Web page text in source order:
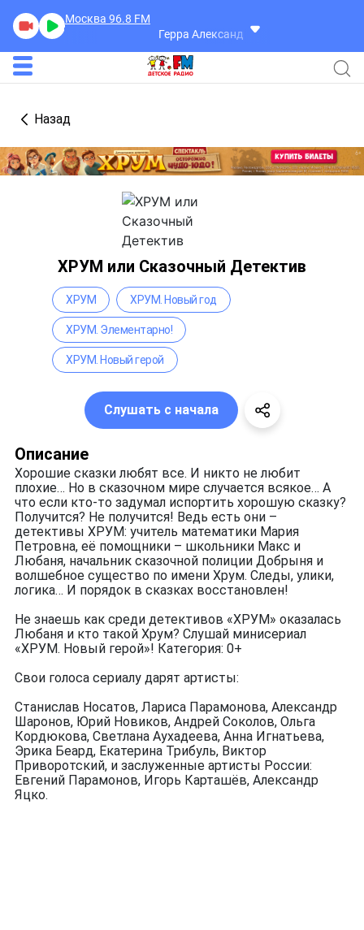
Москва 96.8 FM
Герра Александр
Разговоры
Назад
ХРУМ или Сказочный Детектив
Описание
Хорошие сказки любят все. И никто не любит
плохие… Но в сказочном мире случается всякое… А
что если кто-то задумал испортить хорошую сказку?
Получится? Не получится! Ведь есть они –
детективы ХРУМ: учитель математики Мария
Петровна, её помощники – школьники Макс и
Любаня, начальник сказочной полиции Добрыня и
волшебное существо по имени Хрум. Следы, улики,
логика… И порядок в сказках восстановлен!
Не знаешь как среди детективов «ХРУМ» оказалась
Любаня и кто такой Хрум? Слушай минисериал
«ХРУМ. Новый герой»! Категория: 0+
Свои голоса сериалу дарят артисты:
Станислав Носатов, Лариса Парамонова, Александр
Шаронов, Юрий Новиков, Андрей Соколов, Ольга
Кордюкова, Светлана Аухадеева, Анна Игнатьева,
Эрика Беард, Екатерина Трибуль, Виктор
Приворотский, и заслуженные артисты России:
Евгений Парамонов, Игорь Карташёв, Александр
Яцко.
ХРУМ ХРУМ. Новый год
ХРУМ. Элементарно!
ХРУМ. Новый герой
Слушать с начала